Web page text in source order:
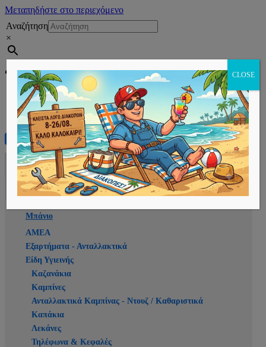
Μεταπηδήστε στο περιεχόμενο
Αναζήτηση
×
Εγγραφή
Αρχική
E-shop
Μπάνιο
ΑΜΕΑ
Εξαρτήματα - Ανταλλακτικά
Είδη Υγιεινής
Καζανάκια
Καμπίνες
Ανταλλακτικά Καμπίνας - Ντουζ / Καθαριστικά
Καπάκια
Λεκάνες
Τηλέφωνα & Κεφαλές
CLOSE